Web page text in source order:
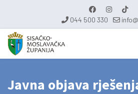
044 500 330
Javna objava